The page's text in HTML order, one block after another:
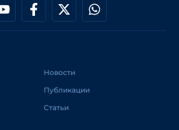
Новости
Публикации
Статьи